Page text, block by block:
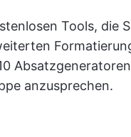
Tools, die
anzusprechen.